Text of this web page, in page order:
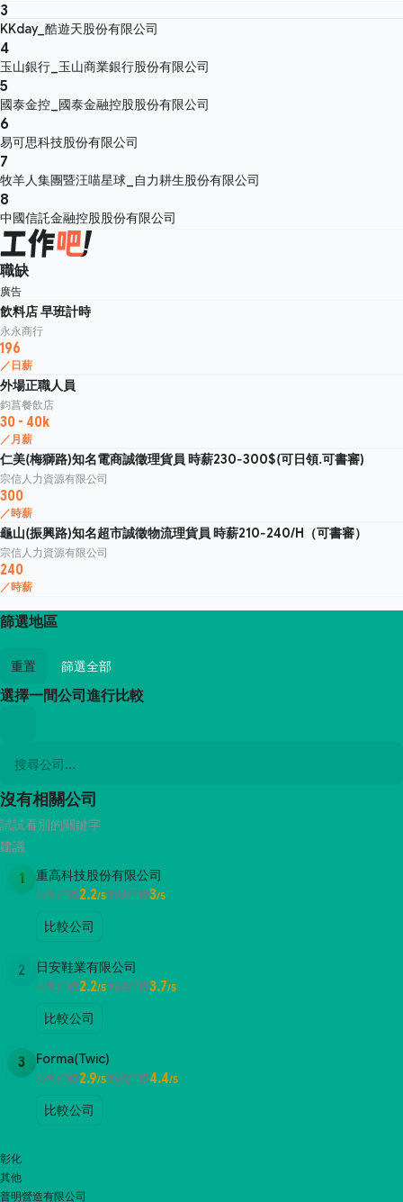
3
KKday_酷遊天股份有限公司
4
玉山銀行_玉山商業銀行股份有限公司
5
國泰金控_國泰金融控股股份有限公司
6
易可思科技股份有限公司
7
牧羊人集團暨汪喵星球_自力耕生股份有限公司
8
中國信託金融控股股份有限公司
職缺
廣告
飲料店 早班計時
永永商行
196
／日薪
外場正職人員
鈞菖餐飲店
30 - 40k
／月薪
仁美(梅獅路)知名電商誠徵理貨員 時薪230-300$(可日領.可書審)
宗信人力資源有限公司
300
／時薪
龜山(振興路)知名超市誠徵物流理貨員 時薪210-240/H（可書審）
宗信人力資源有限公司
240
／時薪
篩選地區
重置 篩選全部
選擇一間公司進行比較
沒有相關公司
試試看別的關鍵字
建議
1 重高科技股份有限公司
公司評價2.2/5面試評價3/5
比較公司
2 日安鞋業有限公司
公司評價2.2/5面試評價3.7/5
比較公司
3 Forma(Twic)
公司評價2.9/5面試評價4.4/5
比較公司
彰化
其他
普明營造有限公司